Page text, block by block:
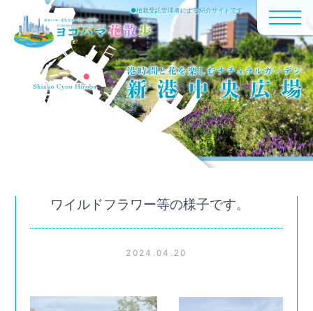
●植栽受託管理者による紹介サイトです
ワイルドフラワー等の様子です。
2024.04.20